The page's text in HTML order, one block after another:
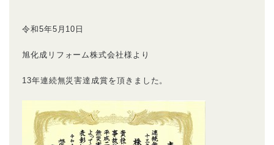
令和5年5月10日
旭化成リフォーム株式会社様より
13年連続無災害達成賞を頂きました。